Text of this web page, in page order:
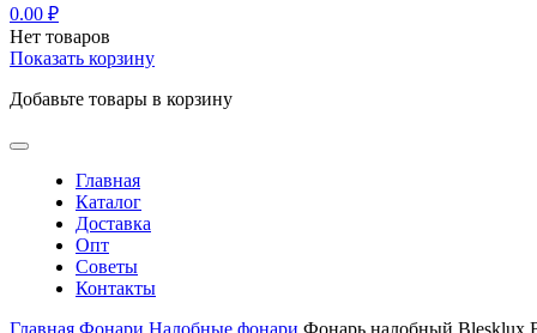
0.00 ₽
Нет товаров
Показать корзину
Добавьте товары в корзину
Главная
Каталог
Доставка
Опт
Советы
Контакты
Главная Фонари Налобные фонари Фонарь налобный Blesklux